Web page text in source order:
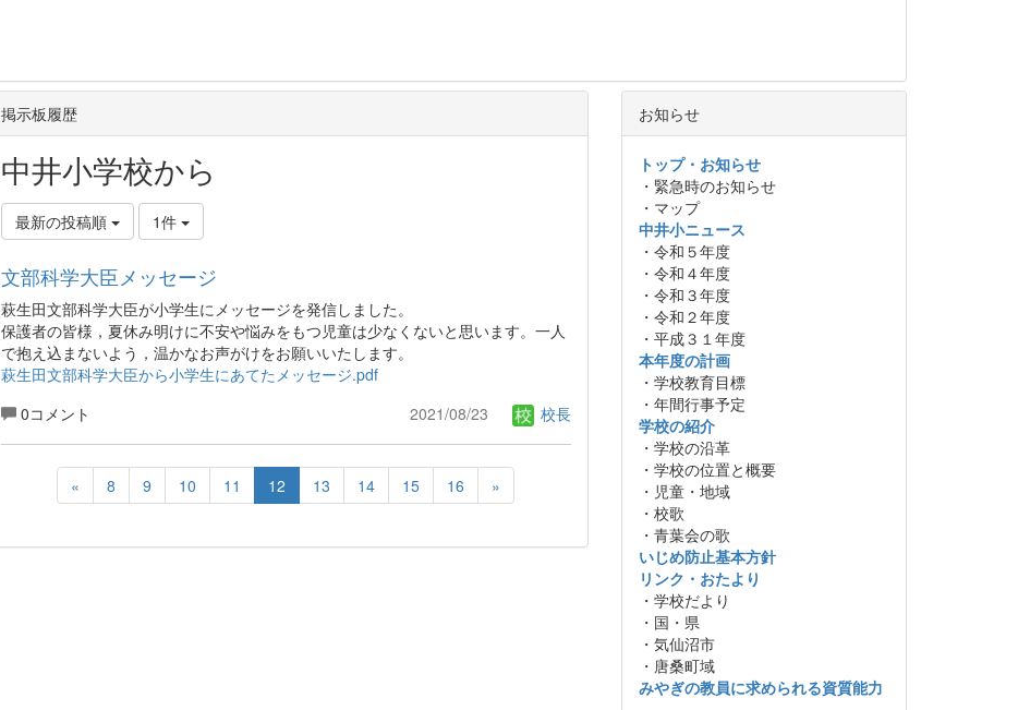
掲示板履歴
中井小学校から
最新の投稿順 1件
文部科学大臣メッセージ
萩生田文部科学大臣が小学生にメッセージを発信しました。
保護者の皆様，夏休み明けに不安や悩みをもつ児童は少なくないと思います。一人
で抱え込まないよう，温かなお声がけをお願いいたします。
萩生田文部科学大臣から小学生にあてたメッセージ.pdf
0コメント
2021/08/23 校長
« 8 9 10 11 12 13 14 15 16 »
お知らせ
トップ・お知らせ
・緊急時のお知らせ
・マップ
中井小ニュース
・令和５年度
・令和４年度
・令和３年度
・令和２年度
・平成３１年度
本年度の計画
・学校教育目標
・年間行事予定
学校の紹介
・学校の沿革
・学校の位置と概要
・児童・地域
・校歌
・青葉会の歌
いじめ防止基本方針
リンク・おたより
・学校だより
・国・県
・気仙沼市
・唐桑町域
みやぎの教員に求められる資質能力